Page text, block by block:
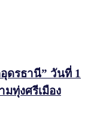
ดรธานี” วันที่ 1
มทุ่งศรีเมือง